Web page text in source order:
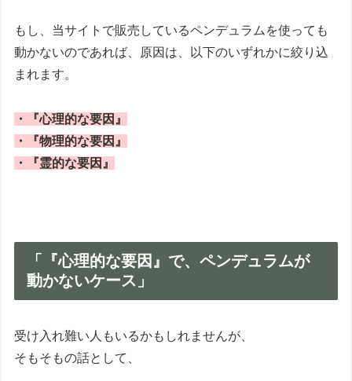
もし、当サイトで販売しているペンデュラムを使っても
動かないのであれば、原因は、以下のいずれかに絞り込
まれます。
・『心理的な要因』
・『物理的な要因』
・『霊的な要因』
「『心理的な要因』で、ペンデュラムが
動かないケース」
受け入れ難い人もいるかもしれませんが、
そもそもの話として、